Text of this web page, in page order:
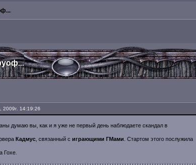
2009г. 14:19:26
думаю вы, как и я уже не первый день наблюдаете скандал в
Кадмус, связанный с играющими ГМами . Стартом этого послужила
Гохе.